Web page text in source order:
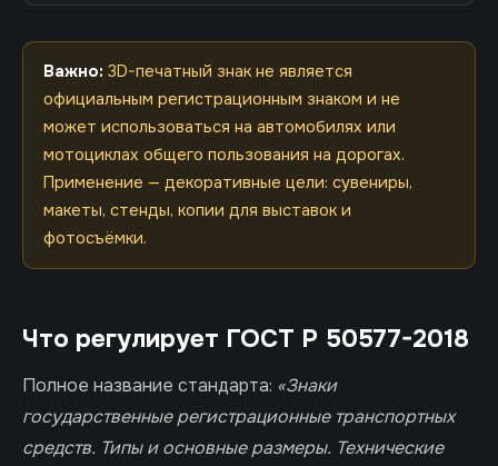
Важно: 3D-печатный знак не является
официальным регистрационным знаком и не
может использоваться на автомобилях или
мотоциклах общего пользования на дорогах.
Применение — декоративные цели: сувениры,
макеты, стенды, копии для выставок и
фотосъёмки.
Что регулирует ГОСТ Р 50577-2018
Полное название стандарта: «Знаки
государственные регистрационные транспортных
средств. Типы и основные размеры. Технические